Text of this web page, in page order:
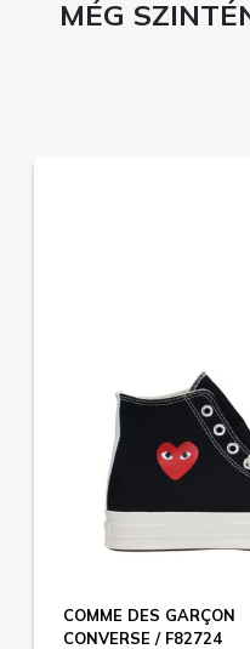
MÉG
COMME DES GARÇON
CONVERSE / F82724